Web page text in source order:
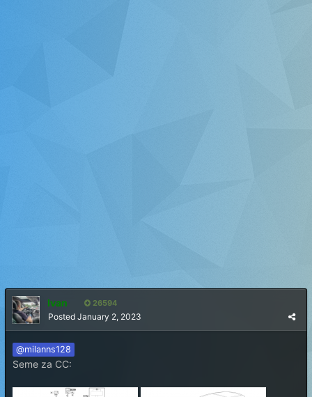
Ivan 26594
Posted January 2, 2023
@milanns128
Seme za CC: